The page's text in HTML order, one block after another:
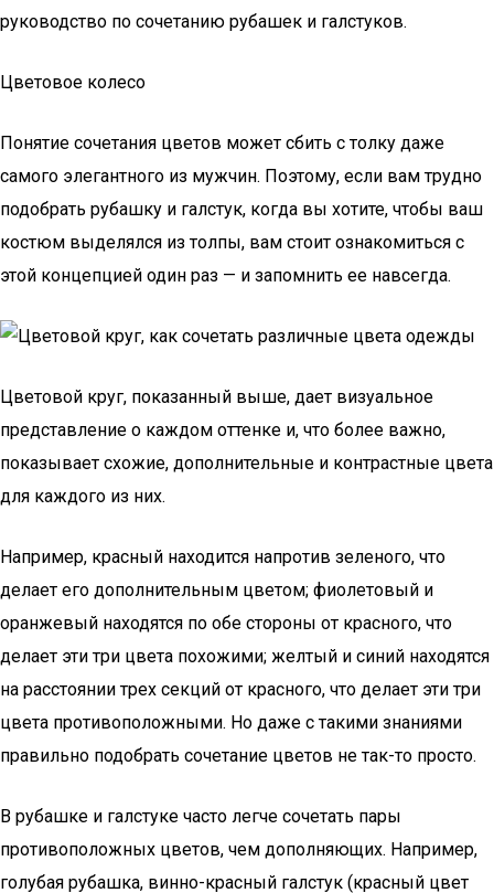
руководство по сочетанию рубашек и галстуков.
Цветовое колесо
Понятие сочетания цветов может сбить с толку даже
самого элегантного из мужчин. Поэтому, если вам трудно
подобрать рубашку и галстук, когда вы хотите, чтобы ваш
костюм выделялся из толпы, вам стоит ознакомиться с
этой концепцией один раз — и запомнить ее навсегда.
Цветовой круг, показанный выше, дает визуальное
представление о каждом оттенке и, что более важно,
показывает схожие, дополнительные и контрастные цвета
для каждого из них.
Например, красный находится напротив зеленого, что
делает его дополнительным цветом; фиолетовый и
оранжевый находятся по обе стороны от красного, что
делает эти три цвета похожими; желтый и синий находятся
на расстоянии трех секций от красного, что делает эти три
цвета противоположными. Но даже с такими знаниями
правильно подобрать сочетание цветов не так-то просто.
В рубашке и галстуке часто легче сочетать пары
противоположных цветов, чем дополняющих. Например,
голубая рубашка, винно-красный галстук (красный цвет